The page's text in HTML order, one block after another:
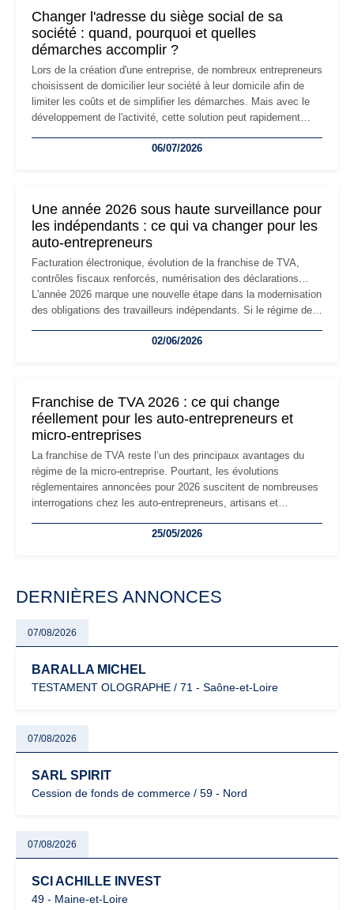
Changer l'adresse du siège social de sa
société : quand, pourquoi et quelles
démarches accomplir ?
Lors de la création d'une entreprise, de nombreux entrepreneurs
choisissent de domicilier leur société à leur domicile afin de
limiter les coûts et de simplifier les démarches. Mais avec le
développement de l'activité, cette solution peut rapidement
professionnels, recrutement, image de marque… Le
06/07/2026
Une année 2026 sous haute surveillance pour
les indépendants : ce qui va changer pour les
auto-entrepreneurs
Facturation électronique, évolution de la franchise de TVA,
contrôles fiscaux renforcés, numérisation des déclarations…
L'année 2026 marque une nouvelle étape dans la modernisation
des obligations des travailleurs indépendants. Si le régime de
les auto-entrepreneurs devront s'adapter à un environnement
02/06/2026
Franchise de TVA 2026 : ce qui change
réellement pour les auto-entrepreneurs et
micro-entreprises
La franchise de TVA reste l’un des principaux avantages du
régime de la micro-entreprise. Pourtant, les évolutions
réglementaires annoncées pour 2026 suscitent de nombreuses
interrogations chez les auto-entrepreneurs, artisans et
facturation ou risque de bascule vers la TVA : les règles
25/05/2026
DERNIÈRES ANNONCES
07/08/2026
BARALLA MICHEL
TESTAMENT OLOGRAPHE / 71 - Saône-et-Loire
07/08/2026
SARL SPIRIT
Cession de fonds de commerce / 59 - Nord
07/08/2026
SCI ACHILLE INVEST
49 - Maine-et-Loire